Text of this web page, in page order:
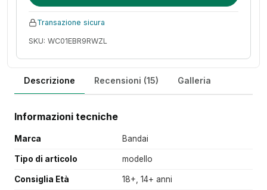
Transazione sicura
SKU: WC01EBR9RWZL
Descrizione Recensioni (15) Galleria
Informazioni tecniche
Marca Bandai
Tipo di articolo modello
Consiglia Età 18+, 14+ anni